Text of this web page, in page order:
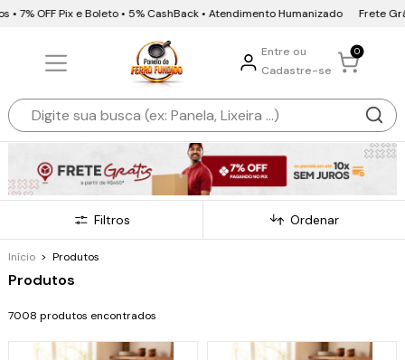
Pix e Boleto • 5% CashBack • Atendimento Humanizado Frete Grátis • 10x
Entre ou
Cadastre-se
0
Filtros Ordenar
Início > Produtos
Produtos
7008 produtos encontrados